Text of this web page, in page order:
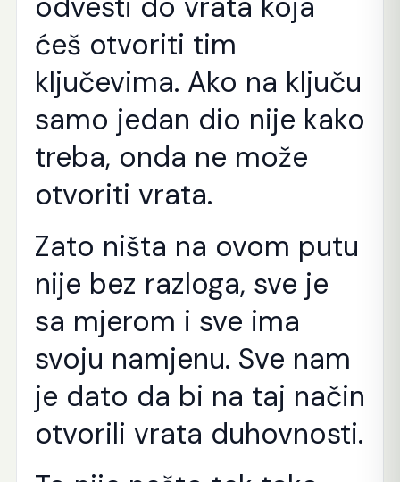
ćeš otvoriti tim
ključevima. Ako na ključu
samo jedan dio nije kako
treba, onda ne može
otvoriti vrata.
Zato ništa na ovom putu
nije bez razloga, sve je
sa mjerom i sve ima
svoju namjenu. Sve nam
je dato da bi na taj način
otvorili vrata duhovnosti.